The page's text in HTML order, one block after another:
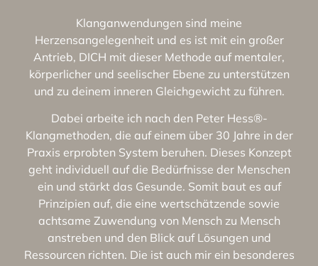
Klanganwendungen sind meine
Herzensangelegenheit und es ist mit ein großer
Antrieb, DICH mit dieser Methode auf mentaler,
körperlicher und seelischer Ebene zu unterstützen
und zu deinem inneren Gleichgewicht zu führen.
Dabei arbeite ich nach den Peter Hess®-
Klangmethoden, die auf einem über 30 Jahre in der
Praxis erprobten System beruhen. Dieses Konzept
geht individuell auf die Bedürfnisse der Menschen
ein und stärkt das Gesunde. Somit baut es auf
Prinzipien auf, die eine wertschätzende sowie
achtsame Zuwendung von Mensch zu Mensch
anstreben und den Blick auf Lösungen und
Ressourcen richten. Die ist auch mir ein besonderes